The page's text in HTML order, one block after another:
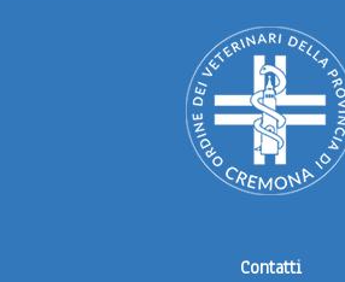
Contatti